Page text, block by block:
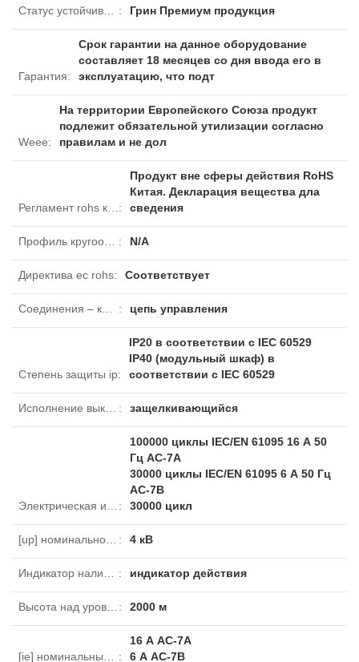
Статус устойчивого продукта : Грин Премиум продукция
Гарантия:
Срок гарантии на данное оборудование
составляет 18 месяцев со дня ввода его в
эксплуатацию, что подт
Weee:
На территории Европейского Союза продукт
подлежит обязательной утилизации согласно
правилам и не дол
Регламент rohs китая:
Продукт вне сферы действия RoHS
Китая. Декларация вещества дла
сведения
Профиль кругооборота : N/A
Директива ec rohs: Соответствует
Соединения – клеммы : цепь управления
Степень защиты ip:
IP20 в соответствии с IEC 60529
IP40 (модульный шкаф) в
соответствии с IEC 60529
Исполнение выключателя : защелкивающийся
Электрическая износостойкость :
100000 циклы IEC/EN 61095 16 А 50
Гц AC-7A
30000 циклы IEC/EN 61095 6 А 50 Гц
AC-7B
30000 цикл
[up] номинальное импульсное выдерживаемое напряжение : 4 кВ
Индикатор наличия напряжения : индикатор действия
Высота над уровнем моря : 2000 м
[ie] номинальный рабочий ток :
16 А AC-7A
6 А AC-7B